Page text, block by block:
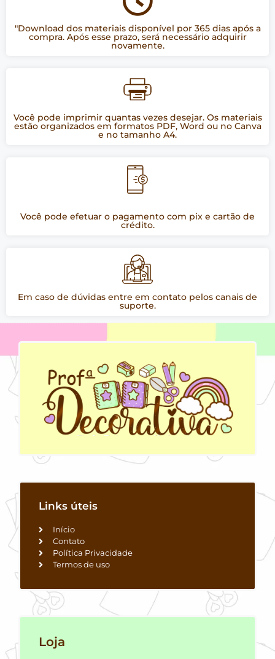
"Download dos materiais disponível por 365 dias após a
compra. Após esse prazo, será necessário adquirir
novamente.
Você pode imprimir quantas vezes desejar. Os materiais
estão organizados em formatos PDF, Word ou no Canva
e no tamanho A4.
Você pode efetuar o pagamento com pix e cartão de
crédito.
Em caso de dúvidas entre em contato pelos canais de
suporte.
Links úteis
Início
Contato
Política Privacidade
Termos de uso
Loja